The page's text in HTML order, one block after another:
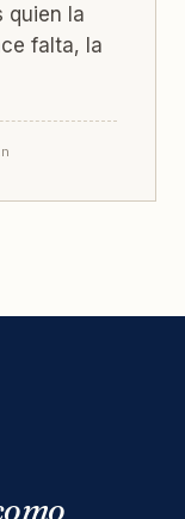
quien la
falta, la